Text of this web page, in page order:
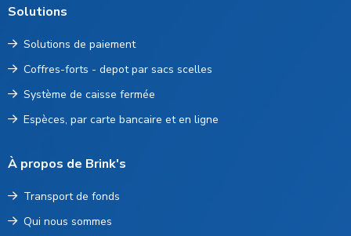
Solutions
Solutions de paiement
Coffres-forts - depot par sacs scelles
Système de caisse fermée
Espèces, par carte bancaire et en ligne
À propos de Brink's
Transport de fonds
Qui nous sommes